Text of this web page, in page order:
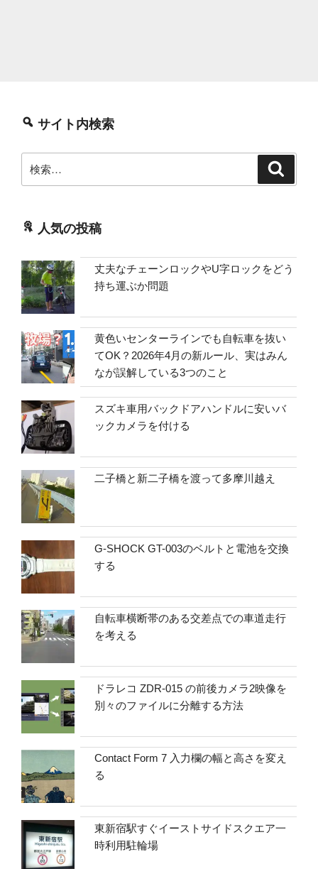
サイト内検索
索:
人気の投稿
丈夫なチェーンロックやU字ロックをどう
持ち運ぶか問題
黄色いセンターラインでも自転車を抜い
てOK？2026年4月の新ルール、実はみん
なが誤解している3つのこと
スズキ車用バックドアハンドルに安いバ
ックカメラを付ける
二子橋と新二子橋を渡って多摩川越え
G-SHOCK GT-003のベルトと電池を交換
する
自転車横断帯のある交差点での車道走行
を考える
ドラレコ ZDR-015 の前後カメラ2映像を
別々のファイルに分離する方法
Contact Form 7 入力欄の幅と高さを変え
る
東新宿駅すぐイーストサイドスクエア一
時利用駐輪場